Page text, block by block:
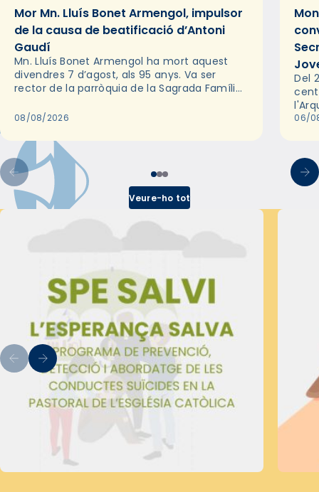
Mor Mn. Lluís Bonet Armengol, impulsor
de la causa de beatificació d’Antoni
Gaudí
Mn. Lluís Bonet Armengol ha mort aquest
divendres 7 d’agost, als 95 anys. Va ser
rector de la parròquia de la Sagrada Família
2018,…
08/08/2026
Del
les
06/
Veure-ho tot